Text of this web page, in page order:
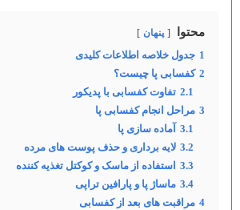
محتوا پنهان
1 جدول خلاصه اطلاعات کلیدی
2 کفسابی پا چیست؟
2.1 تفاوت کفسابی با پدیکور
3 مراحل انجام کفسابی پا
3.1 آماده‌ سازی پا
3.2 لایه برداری و حذف پوست های مرده
3.3 استفاده از ماسک و کوکتل تغذیه کننده
3.4 ماساژ پا و پارافین تراپی
4 مراقبت های بعد از کفسابی